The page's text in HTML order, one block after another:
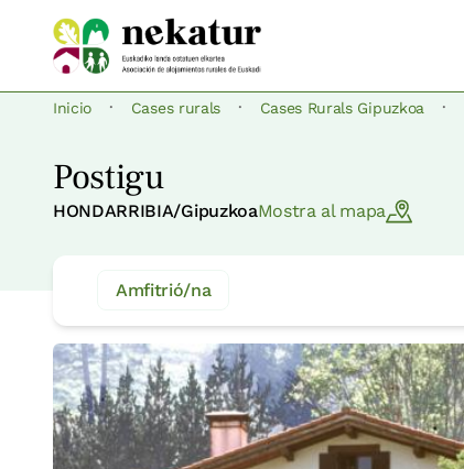
Inicio · Cases rurals · Cases Rurals Gipuzkoa ·
Postigu
HONDARRIBIA/GipuzkoaMostra al mapa
Amfitrió/na